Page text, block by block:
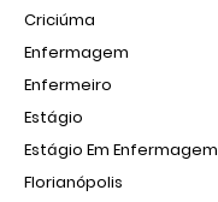
Criciúma
Enfermagem
Enfermeiro
Estágio
Estágio Em Enfermagem
Florianópolis